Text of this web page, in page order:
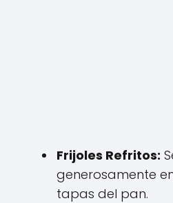
Frijoles Refritos:
generosamente
tapas del pan.